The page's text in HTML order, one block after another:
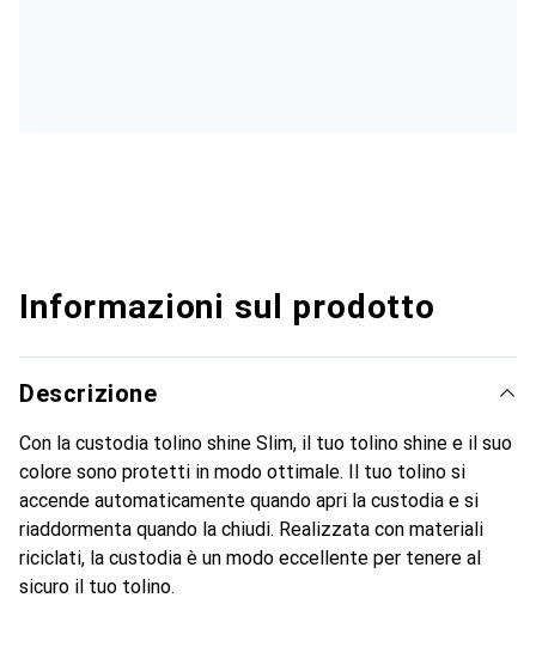
Informazioni sul prodotto
Descrizione
Con la custodia tolino shine Slim, il tuo tolino shine e il suo
colore sono protetti in modo ottimale. Il tuo tolino si
accende automaticamente quando apri la custodia e si
riaddormenta quando la chiudi. Realizzata con materiali
riciclati, la custodia è un modo eccellente per tenere al
sicuro il tuo tolino.